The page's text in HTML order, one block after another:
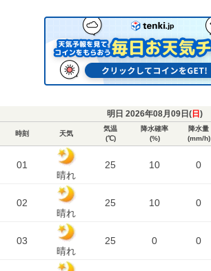
明日 2026年08月09日(日 )
時刻 天気
気温
(℃)
降水確率
(%)
降水量
(mm/h)
01
晴れ
25 10 0
02
晴れ
25 10 0
03
晴れ
25 0 0